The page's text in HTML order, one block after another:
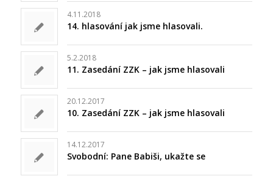
4.11.2018
14. hlasování jak jsme hlasovali.
5.2.2018
11. Zasedání ZZK – jak jsme hlasovali
20.12.2017
10. Zasedání ZZK – jak jsme hlasovali
14.12.2017
Svobodní: Pane Babiši, ukažte se